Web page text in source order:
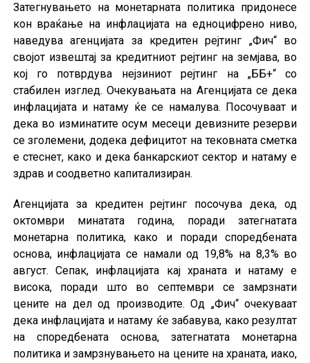
Затегнувањето на монетарната политика придонесе
кон враќање на инфлацијата на едноцифрено ниво,
наведува агенцијата за кредитен рејтинг „Фич“ во
својот извештај за кредитниот рејтинг на земјава, во
кој го потврдува нејзиниот рејтинг на „ББ+“ со
стабилен изглед. Очекувањата на Агенцијата се дека
инфлацијата и натаму ќе се намалува. Посочуваат и
дека во изминатите осум месеци девизните резерви
се зголемени, додека дефицитот на тековната сметка
е стеснет, како и дека банкарскиот сектор и натаму е
здрав и соодветно капитализиран.
Агенцијата за кредитен рејтинг посочува дека, од
октомври минатата година, поради затегнатата
монетарна политика, како и поради споредбената
основа, инфлацијата се намали од 19,8% на 8,3% во
август. Сепак, инфлацијата кај храната и натаму е
висока, поради што во септември се замрзнати
цените на дел од производите. Од „Фич“ очекуваат
дека инфлацијата и натаму ќе забавува, како резултат
на споредбената основа, затегнатата монетарна
политика и замрзнувањето на цените на храната, иако,